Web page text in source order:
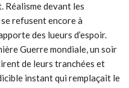
Réalisme devant les
se refusent encore à
des lueurs d’espoir.
Guerre mondiale, un soir
de leurs tranchées et
instant qui remplaçait le